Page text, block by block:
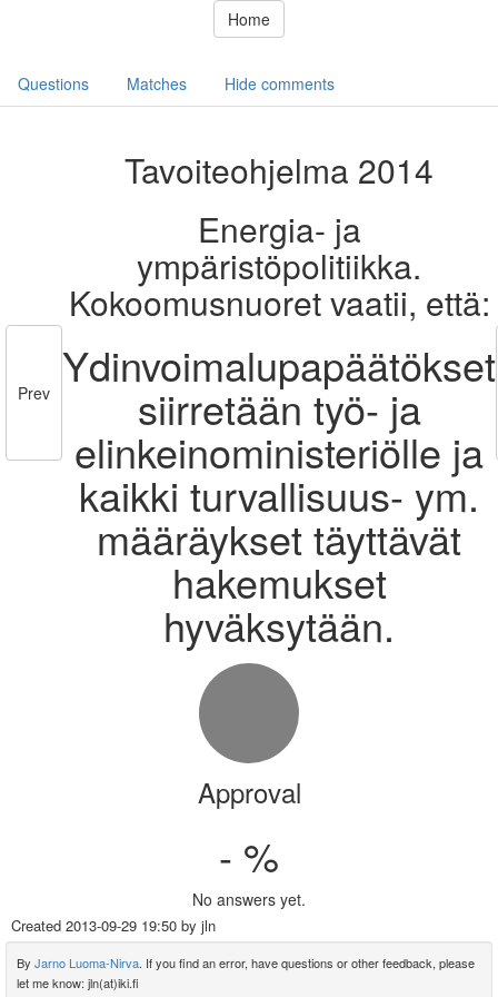
Home
Questions Matches Hide comments
Prev
Tavoiteohjelma 2014
Energia- ja
ympäristöpolitiikka.
Kokoomusnuoret vaatii, että:
Ydinvoimalupapäätökset
siirretään työ- ja
elinkeinoministeriölle ja
kaikki turvallisuus- ym.
määräykset täyttävät
hakemukset
hyväksytään.
Approval
- %
No answers yet.
Created 2013-09-29 19:50 by jln
By Jarno Luoma-Nirva. If you find an error, have questions or other feedback, please
let me know: jln(at)iki.fi